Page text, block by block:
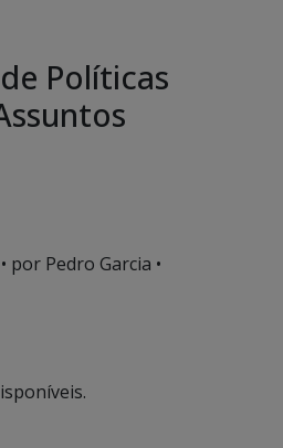
Políticas
• por Pedro Garcia •